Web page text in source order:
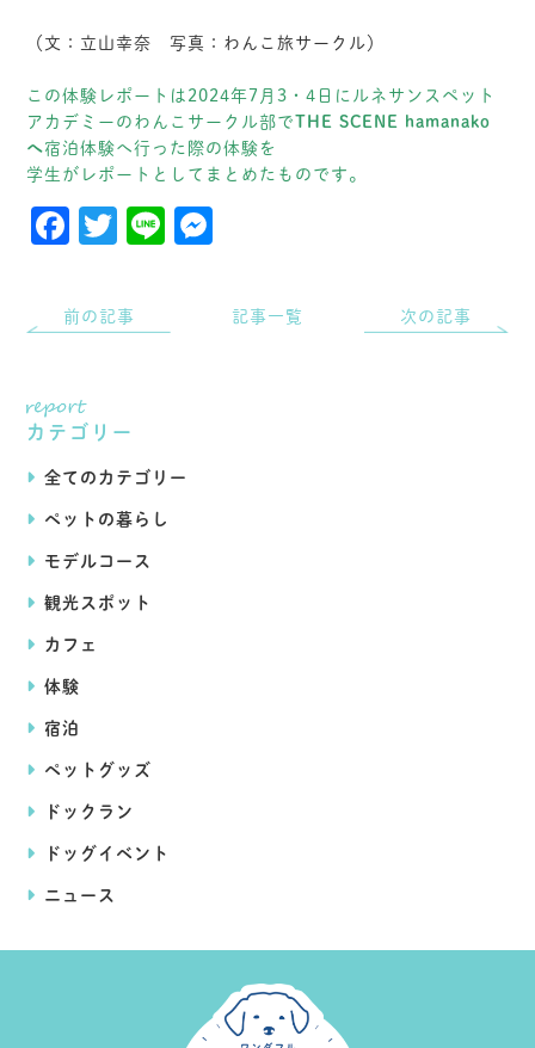
（文：立山幸奈 写真：わんこ旅サークル）
この体験レポートは2024年7月3・4日にルネサンスペット
アカデミーのわんこサークル部でTHE SCENE hamanako
へ宿泊体験へ行った際の体験を
学生がレポートとしてまとめたものです。
Facebook
Twitter
Line
前の記事 記事一覧 次の記事
カテゴリー
全てのカテゴリー
ペットの暮らし
モデルコース
観光スポット
カフェ
体験
宿泊
ペットグッズ
ドックラン
ドッグイベント
ニュース